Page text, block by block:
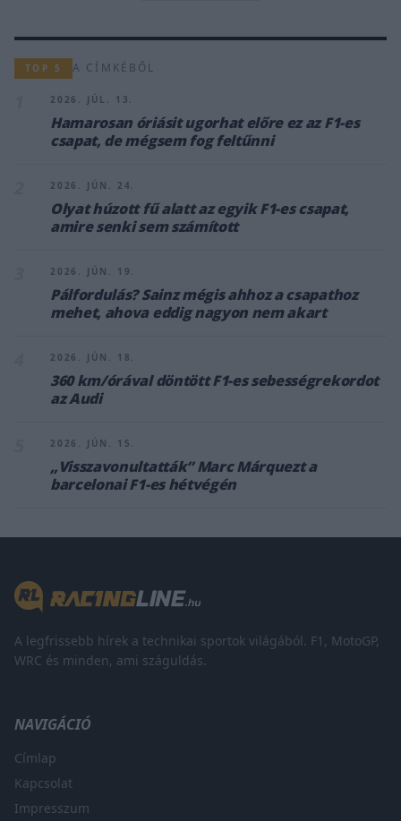
TOP 5 A CÍMKÉBŐL
2026. JÚL. 13.
Hamarosan óriásit ugorhat előre ez az F1-es
csapat, de mégsem fog feltűnni
2026. JÚN. 24.
Olyat húzott fű alatt az egyik F1-es csapat,
amire senki sem számított
2026. JÚN. 19.
Pálfordulás? Sainz mégis ahhoz a csapathoz
mehet, ahova eddig nagyon nem akart
2026. JÚN. 18.
360 km/órával döntött F1-es sebességrekordot
az Audi
2026. JÚN. 15.
„Visszavonultatták” Marc Márquezt a
barcelonai F1-es hétvégén
A legfrissebb hírek a technikai sportok világából. F1, MotoGP,
WRC és minden, ami száguldás.
NAVIGÁCIÓ
Címlap
Kapcsolat
Impresszum